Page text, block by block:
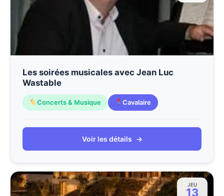
Les soirées musicales avec Jean Luc
Wastable
Concerts & Musique Cavalaire
Voir les détails →
JEU
13